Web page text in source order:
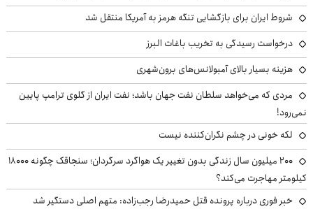
شروط ایران برای بازگشایی تنگه هرمز به آمریکا منتقل شد
درخواست رسیدگی به تخریب باغات البرز
هزینه بسیار بالای آمبولانس‌های برون‌شهری
مردی که می‌خواهد سلطان نفت جهان باشد؛ نفت ایران از گلوی ترامپ پایین
نمی‌رود!
لکه خونی در چشم نگران‌کننده نیست
۲۰۰ میلیون سال زندگی بدون تغییر یک هواگرد سرگردان؛ سنجاقک‌ چگونه ۱۸۰۰۰
کیلومتر مهاجرت می‌کند؟
خبر فوری درباره پرونده قتل حمیدرضا رجب‌زاده: متهم اصلی دستگیر شد